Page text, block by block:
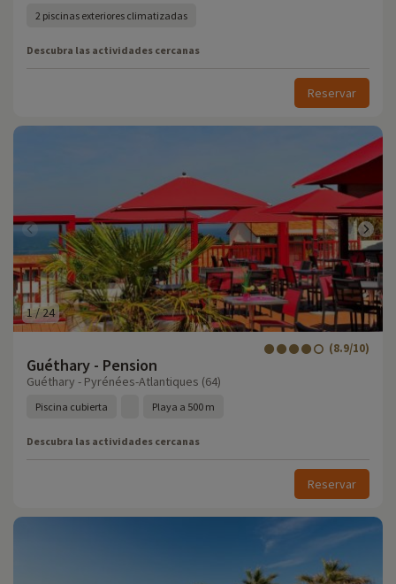
2 piscinas exteriores climatizadas
Descubra las actividades cercanas
Reservar
1/24
Guéthary - Pension
(8.9/10)
Guéthary - Pyrénées-Atlantiques (64)
Piscina cubierta Playa a 500 m
Descubra las actividades cercanas
Reservar